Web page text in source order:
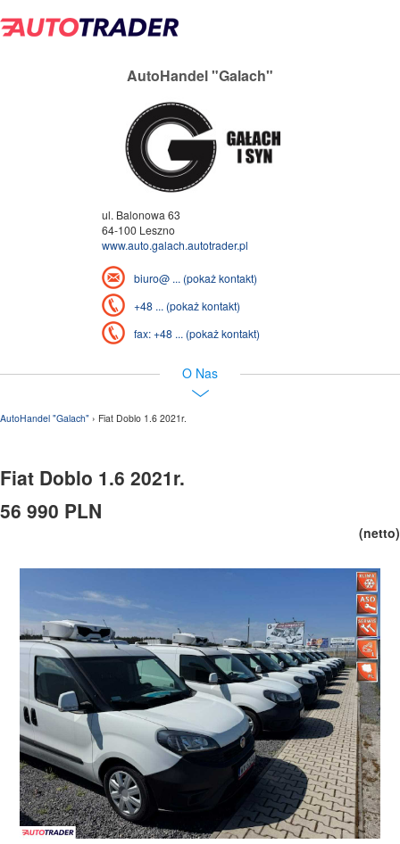
AutoHandel "Galach"
ul. Balonowa 63
64-100 Leszno
www.auto.galach.autotrader.pl
biuro@ ... (pokaż kontakt)
+48 ... (pokaż kontakt)
fax: +48 ... (pokaż kontakt)
O Nas
AutoHandel "Galach" › Fiat Doblo 1.6 2021r.
Fiat Doblo 1.6 2021r.
56 990 PLN
(netto)